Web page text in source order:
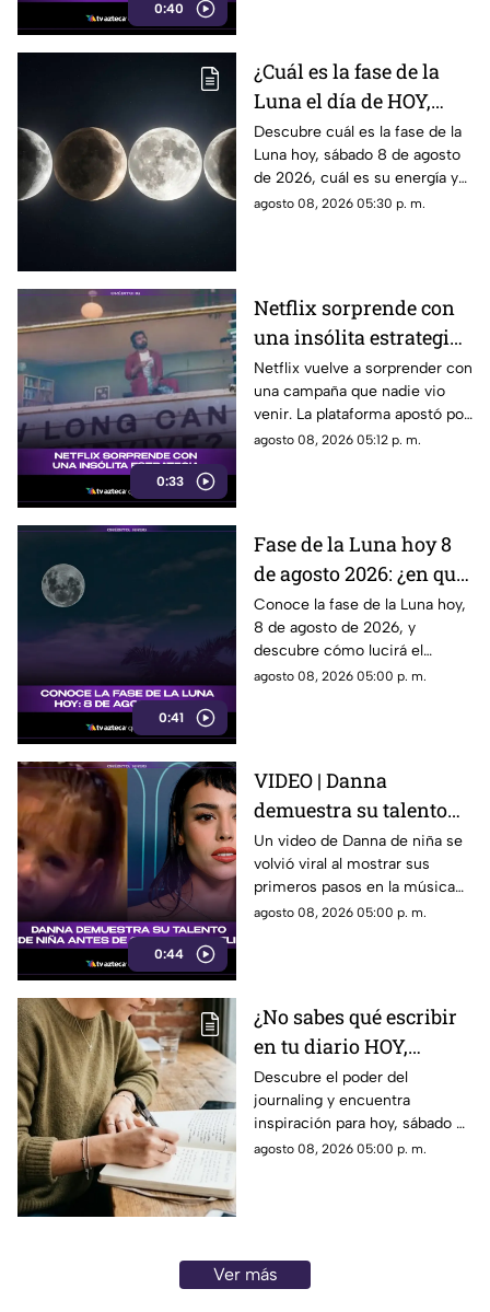
0:40
¿Cuál es la fase de la
Luna el día de HOY,
sábado 8 de agosto de
2026? Así se verá el
astro durante la noche
Descubre cuál es la fase de la
Luna hoy, sábado 8 de agosto
de 2026, cuál es su energía y
cómo nos podría afectar.
agosto 08, 2026 05:30 p. m.
0:33
Netflix sorprende con
una insólita estrategia
para promocionar su
nuevo thriller
Netflix vuelve a sorprender con
una campaña que nadie vio
venir. La plataforma apostó por
una estrategia tan inusual
Descubre todos los detalles.
agosto 08, 2026 05:12 p. m.
0:41
Fase de la Luna hoy 8
de agosto 2026: ¿en qué
etapa lunar estará esta
noche?
Conoce la fase de la Luna hoy,
8 de agosto de 2026, y
descubre cómo lucirá el
satélite natural durante esta
agosto 08, 2026 05:00 p. m.
0:44
VIDEO | Danna
demuestra su talento
desde niña antes de su
colaboración con
Belinda.
Un video de Danna de niña se
volvió viral al mostrar sus
primeros pasos en la música
antes de su colaboración con
agosto 08, 2026 05:00 p. m.
¿No sabes qué escribir
en tu diario HOY,
sábado 8 de junio de
2026? Usa este journal
prompt
Descubre el poder del
journaling y encuentra
inspiración para hoy, sábado 8
de junio de 2026. Un prompt
agosto 08, 2026 05:00 p. m.
Ver más